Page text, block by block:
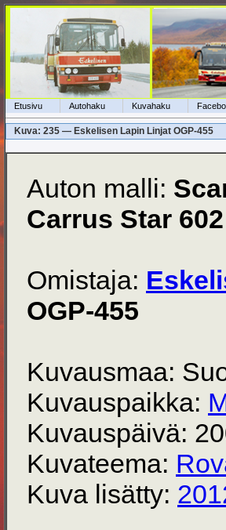
Etusivu Autohaku Kuvahaku
Kuva: 235 — Eskelisen Lapin Linjat OGP-455
Auton malli:
Carrus Star 602
Omistaja:
OGP-455
Kuvausmaa:
Kuvauspaikka:
Kuvauspäivä:
Kuvateema:
Kuva lisätty: